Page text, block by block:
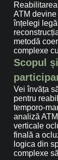
ATM
înțelegi
metodă
complexe
Scopul
Vei învăța
pentru
temporo-
analiză
verticale
finală a
logica din
complexe